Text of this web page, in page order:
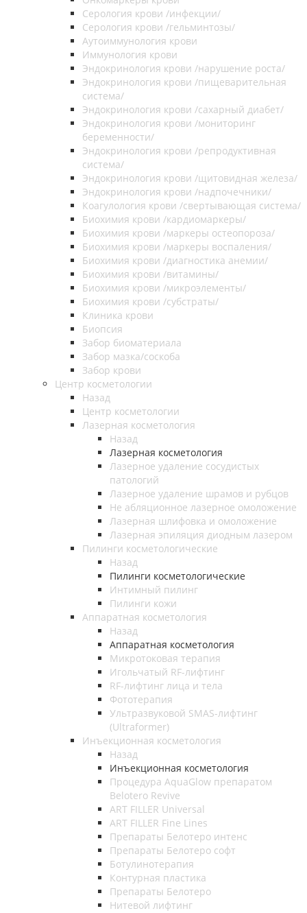
Серология крови /инфекции/
Серология крови /гельминтозы/
Аутоиммунология крови
Иммунология крови
Эндокринология крови /нарушение роста/
Эндокринология крови /пищеварительная
система/
Эндокринология крови /сахарный диабет/
Эндокринология крови /мониторинг
беременности/
Эндокринология крови /репродуктивная
система/
Эндокринология крови /щитовидная железа/
Эндокринология крови /надпочечники/
Коагулология крови /свертывающая система/
Биохимия крови /кардиомаркеры/
Биохимия крови /маркеры остеопороза/
Биохимия крови /маркеры воспаления/
Биохимия крови /диагностика анемии/
Биохимия крови /витамины/
Биохимия крови /микроэлементы/
Биохимия крови /субстраты/
Клиника крови
Биопсия
Забор биоматериала
Забор мазка/соскоба
Забор крови
Центр косметологии
Назад
Центр косметологии
Лазерная косметология
Назад
Лазерная косметология
Лазерное удаление сосудистых
патологий
Лазерное удаление шрамов и рубцов
Не абляционное лазерное омоложение
Лазерная шлифовка и омоложение
Лазерная эпиляция диодным лазером
Пилинги косметологические
Назад
Пилинги косметологические
Интимный пилинг
Пилинги кожи
Аппаратная косметология
Назад
Аппаратная косметология
Микротоковая терапия
Игольчатый RF-лифтинг
RF-лифтинг лица и тела
Фототерапия
Ультразвуковой SMAS-лифтинг
(Ultraformer)
Инъекционная косметология
Назад
Инъекционная косметология
Процедура AquaGlow препаратом
Belotero Revive
ART FILLER Universal
ART FILLER Fine Lines
Препараты Белотеро интенс
Препараты Белотеро софт
Ботулинотерапия
Контурная пластика
Препараты Белотеро
Нитевой лифтинг